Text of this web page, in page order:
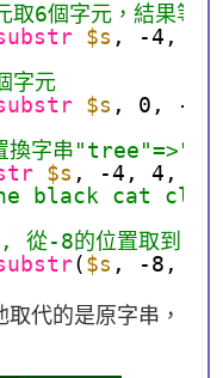
6個字元，結果等
$s , -4,
字元
$s , 0, -
換字串
$s , -4, 4,
black cat
從-8的位置取到-2
($s , -8, -
代的是原字串，